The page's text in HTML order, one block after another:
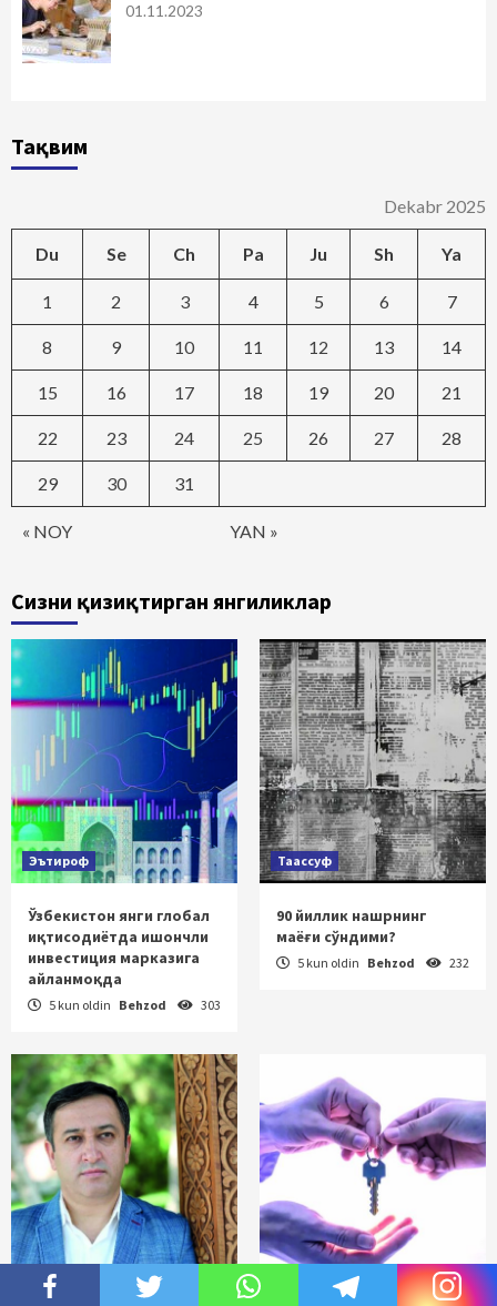
01.11.2023
Тақвим
Dekabr 2025
Du Se Ch Pa Ju Sh Ya
« NOY YAN »
1 2 3 4 5 6 7
8 9 10 11 12 13 14
15 16 17 18 19 20 21
22 23 24 25 26 27 28
29 30 31
Сизни қизиқтирган янгиликлар
Эътироф
Ўзбекистон янги глобал
иқтисодиётда ишончли
инвестиция марказига
айланмоқда
5 kun oldin Behzod 303
Таассуф
90 йиллик нашрнинг
маёғи сўндими?
5 kun oldin Behzod 232
Ғурур